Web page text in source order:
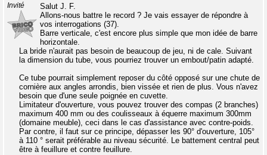
Invité
Salut J. F.
Allons-nous battre le record ? Je vais essayer de répondre à
vos interrogations (37).
Barre verticale, c'est encore plus simple que mon idée de barre
horizontale.
La bride n'aurait pas besoin de beaucoup de jeu, ni de cale. Suivant
la dimension du tube, vous pourriez trouver un embout/patin adapté.
Ce tube pourrait simplement reposer du côté opposé sur une chute de
cornière aux angles arrondis, bien vissée et rien de plus. Vous n'avez
besoin que d'une seule poignée en cuvette.
Limitateur d'ouverture, vous pouvez trouver des compas (2 branches)
maximum 400 mm ou des coulisseaux à équerre maximum 300mm
(domaine meuble), ceci dans le cas d'assistance avec contre-poids.
Par contre, il faut sur ce principe, dépasser les 90° d'ouverture, 105°
à 110 ° serait préférable au niveau sécurité. Le battement central peut
être à feuillure et contre feuillure.